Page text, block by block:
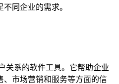
同企业的需求。
关系的软件工具。它帮助企业
、市场营销和服务等方面的信